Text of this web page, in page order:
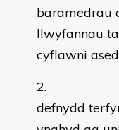
baramedrau
llwyfannau
cyflawni
defnydd